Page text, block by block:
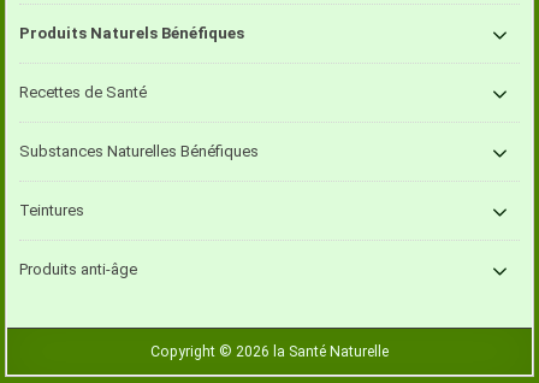
Produits Naturels Bénéfiques
Recettes de Santé
Substances Naturelles Bénéfiques
Teintures
Produits anti-âge
Copyright © 2026 la Santé Naturelle